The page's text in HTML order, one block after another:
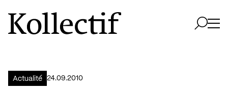
Aller à la page d'accueil
Logo Kollectif
Actualité 24.09.2010